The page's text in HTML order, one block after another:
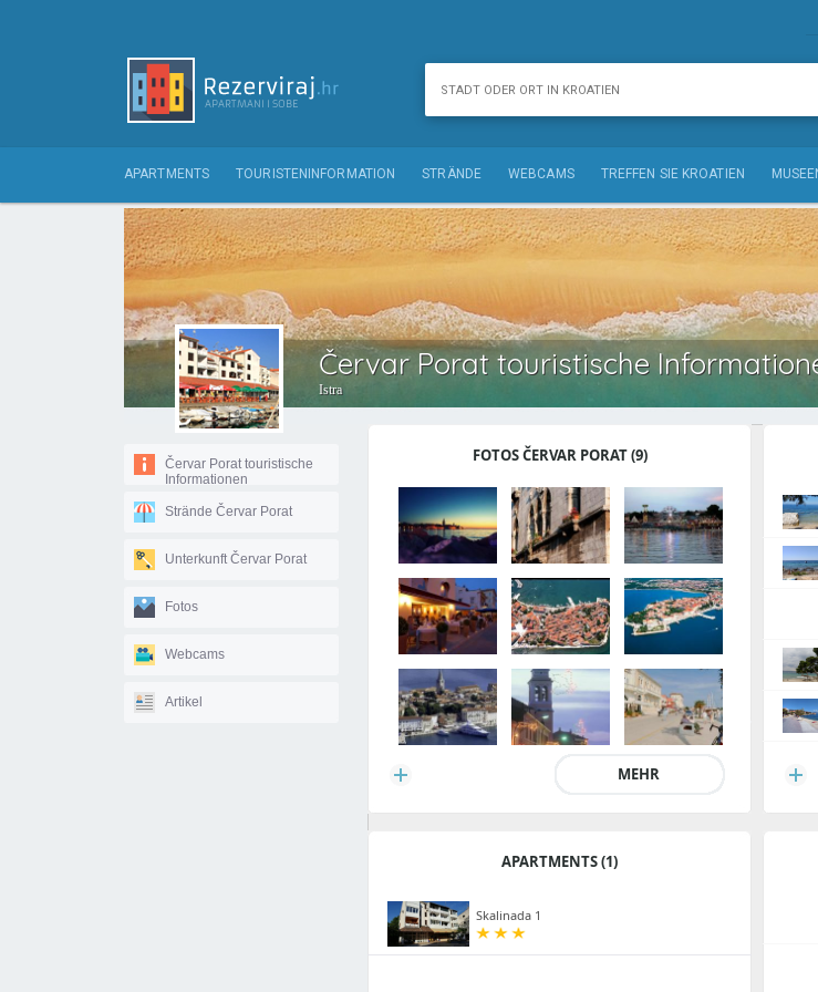
APARTMENTS TOURISTENINFORMATION STRÄNDE WEBCAMS TREFFEN SIE KROATIEN
Červar Porat touristische
Istra
Červar Porat touristische
Informationen
Strände Červar Porat
Unterkunft Červar Porat
Fotos
Webcams
Artikel
FOTOS ČERVAR PORAT (9)
MEHR
APARTMENTS (1)
Skalinada 1